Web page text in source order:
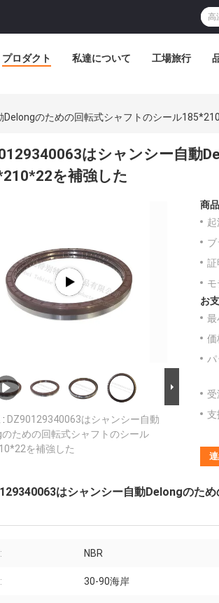
プロダクト 私達について 工場旅行
のための回転式シャフトのシール
はシャンシー自動
を補強した
: DZ90129340063はシャンシー自動
のための回転式シャフトのシール
を補強した
商
起
ブ
証
モ
お
最
価
パ
受
支
はシャンシー自動Delongのた
NBR
30-90海岸